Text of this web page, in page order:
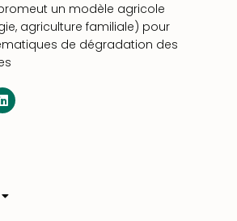
promeut un modèle agricole
agriculture familiale) pour
de dégradation des